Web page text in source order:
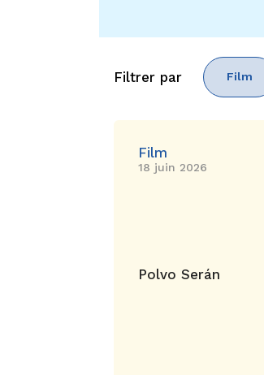
Filtrer par Film
Film
18 juin 2026
Polvo Serán